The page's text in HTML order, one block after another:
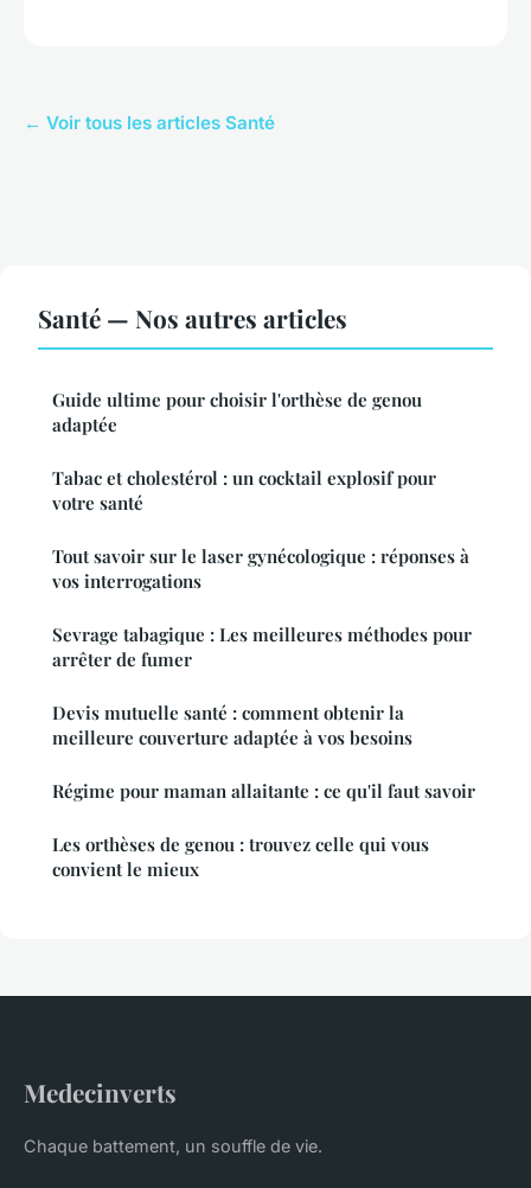
← Voir tous les articles Santé
Santé — Nos autres articles
Guide ultime pour choisir l'orthèse de genou
adaptée
Tabac et cholestérol : un cocktail explosif pour
votre santé
Tout savoir sur le laser gynécologique : réponses à
vos interrogations
Sevrage tabagique : Les meilleures méthodes pour
arrêter de fumer
Devis mutuelle santé : comment obtenir la
meilleure couverture adaptée à vos besoins
Régime pour maman allaitante : ce qu'il faut savoir
Les orthèses de genou : trouvez celle qui vous
convient le mieux
Medecinverts
Chaque battement, un souffle de vie.